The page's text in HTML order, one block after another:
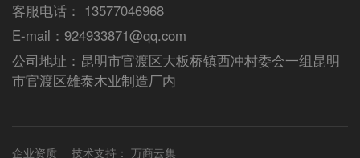
客服电话： 13577046968
E-mail：924933871@qq.com
公司地址：昆明市官渡区大板桥镇西冲村委会一组昆明
市官渡区雄泰木业制造厂内
企业资质 技术支持： 万商云集